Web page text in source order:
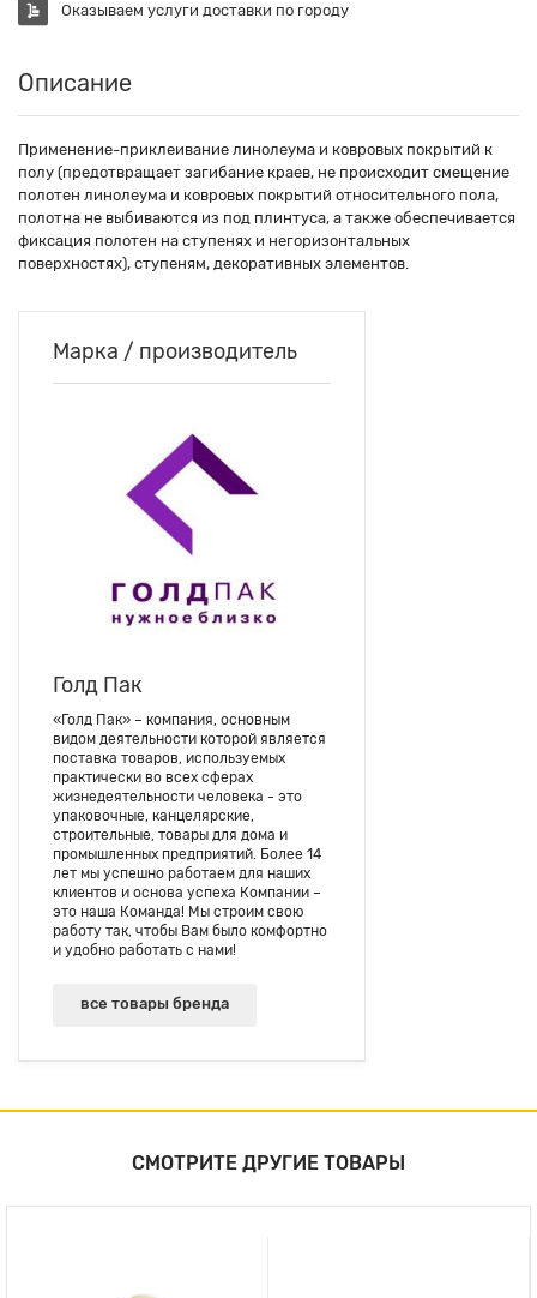
Оказываем услуги доставки по городу
Описание
Применение-приклеивание линолеума и ковровых покрытий к
полу (предотвращает загибание краев, не происходит смещение
полотен линолеума и ковровых покрытий относительного пола,
полотна не выбиваются из под плинтуса, а также обеспечивается
фиксация полотен на ступенях и негоризонтальных
поверхностях), ступеням, декоративных элементов.
Марка / производитель
Голд Пак
«Голд Пак» – компания, основным
видом деятельности которой является
поставка товаров, используемых
практически во всех сферах
жизнедеятельности человека - это
упаковочные, канцелярские,
строительные, товары для дома и
промышленных предприятий. Более 14
лет мы успешно работаем для наших
клиентов и основа успеха Компании –
это наша Команда! Мы строим свою
работу так, чтобы Вам было комфортно
и удобно работать с нами!
все товары бренда
СМОТРИТЕ ДРУГИЕ ТОВАРЫ